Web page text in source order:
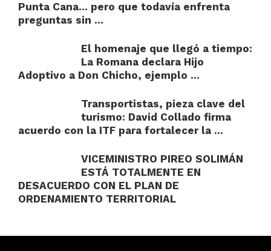
Punta Cana… pero que todavía enfrenta
preguntas sin ...
El homenaje que llegó a tiempo:
La Romana declara Hijo
Adoptivo a Don Chicho, ejemplo ...
Transportistas, pieza clave del
turismo: David Collado firma
acuerdo con la ITF para fortalecer la ...
VICEMINISTRO PIREO SOLIMÁN
ESTÁ TOTALMENTE EN
DESACUERDO CON EL PLAN DE
ORDENAMIENTO TERRITORIAL